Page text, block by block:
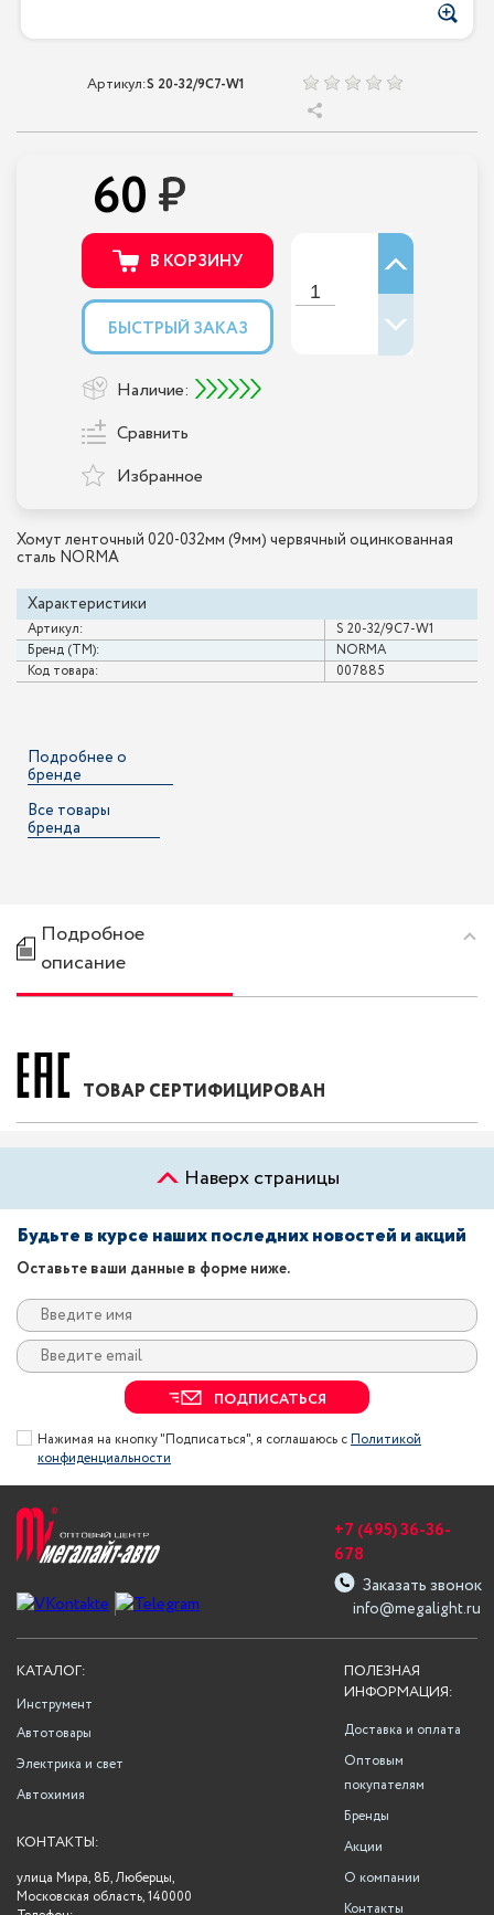
Артикул:S 20-32/9С7-W1
Хомут ленточный 020-032мм (9мм) червячный оцинкованная
сталь NORMA
Характеристики
Артикул:
S 20-32/9С7-W1
Бренд (ТМ):
NORMA
Код товара:
007885
60
В КОРЗИНУ
БЫСТРЫЙ ЗАКАЗ
Наличие:
Сравнить
Избранное
Подробнее о
бренде
Все товары
бренда
Подробное
описание
ТОВАР СЕРТИФИЦИРОВАН
Наверх страницы
Будьте в курсе наших последних новостей и акций
Оставьте ваши данные в форме ниже.
ПОДПИСАТЬСЯ
Нажимая на кнопку "Подписаться", я соглашаюсь сПолитикой
конфиденциальности
info@megalight.ru
+7 (495) 36-36-
678
Заказать звонок
ПОЛЕЗНАЯ
ИНФОРМАЦИЯ:
Доставка и оплата
Оптовым
покупателям
Бренды
Акции
О компании
Контакты
КАТАЛОГ:
Инструмент
Автотовары
Электрика и свет
Автохимия
КОНТАКТЫ:
улица Мира, 8Б, Люберцы,
Московская область, 140000